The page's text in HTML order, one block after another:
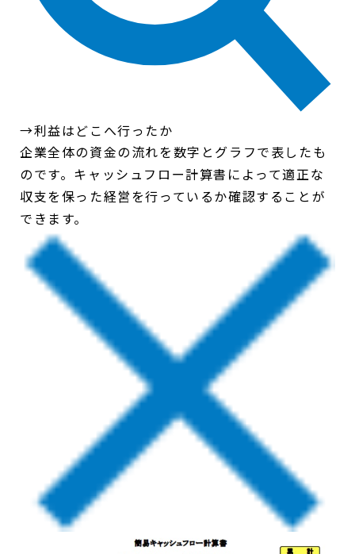
→利益はどこへ行ったか
企業全体の資金の流れを数字とグラフで表したも
のです。キャッシュフロー計算書によって適正な
収支を保った経営を行っているか確認することが
できます。